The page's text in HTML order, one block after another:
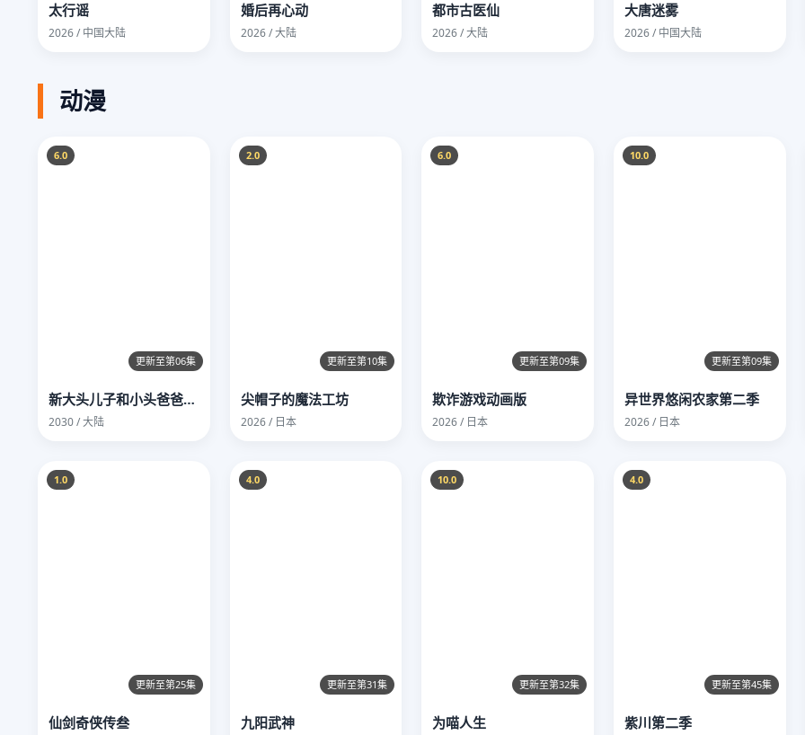
太行谣
2026 / 中国大陆
婚后再心动
2026 / 大陆
都市古医仙
2026 / 大陆
大唐迷雾
2026 / 中国大陆
动漫
6.0
更新至第06集
新大头儿子和小头爸爸—— 运动中国行
2030 / 大陆
2.0
更新至第10集
尖帽子的魔法工坊
2026 / 日本
6.0
更新至第09集
欺诈游戏动画版
2026 / 日本
10.0
更新至第09集
异世界悠闲农家第二季
2026 / 日本
1.0
更新至第25集
仙剑奇侠传叁
4.0
更新至第31集
九阳武神
10.0
更新至第32集
为喵人生
4.0
更新至第45集
紫川第二季